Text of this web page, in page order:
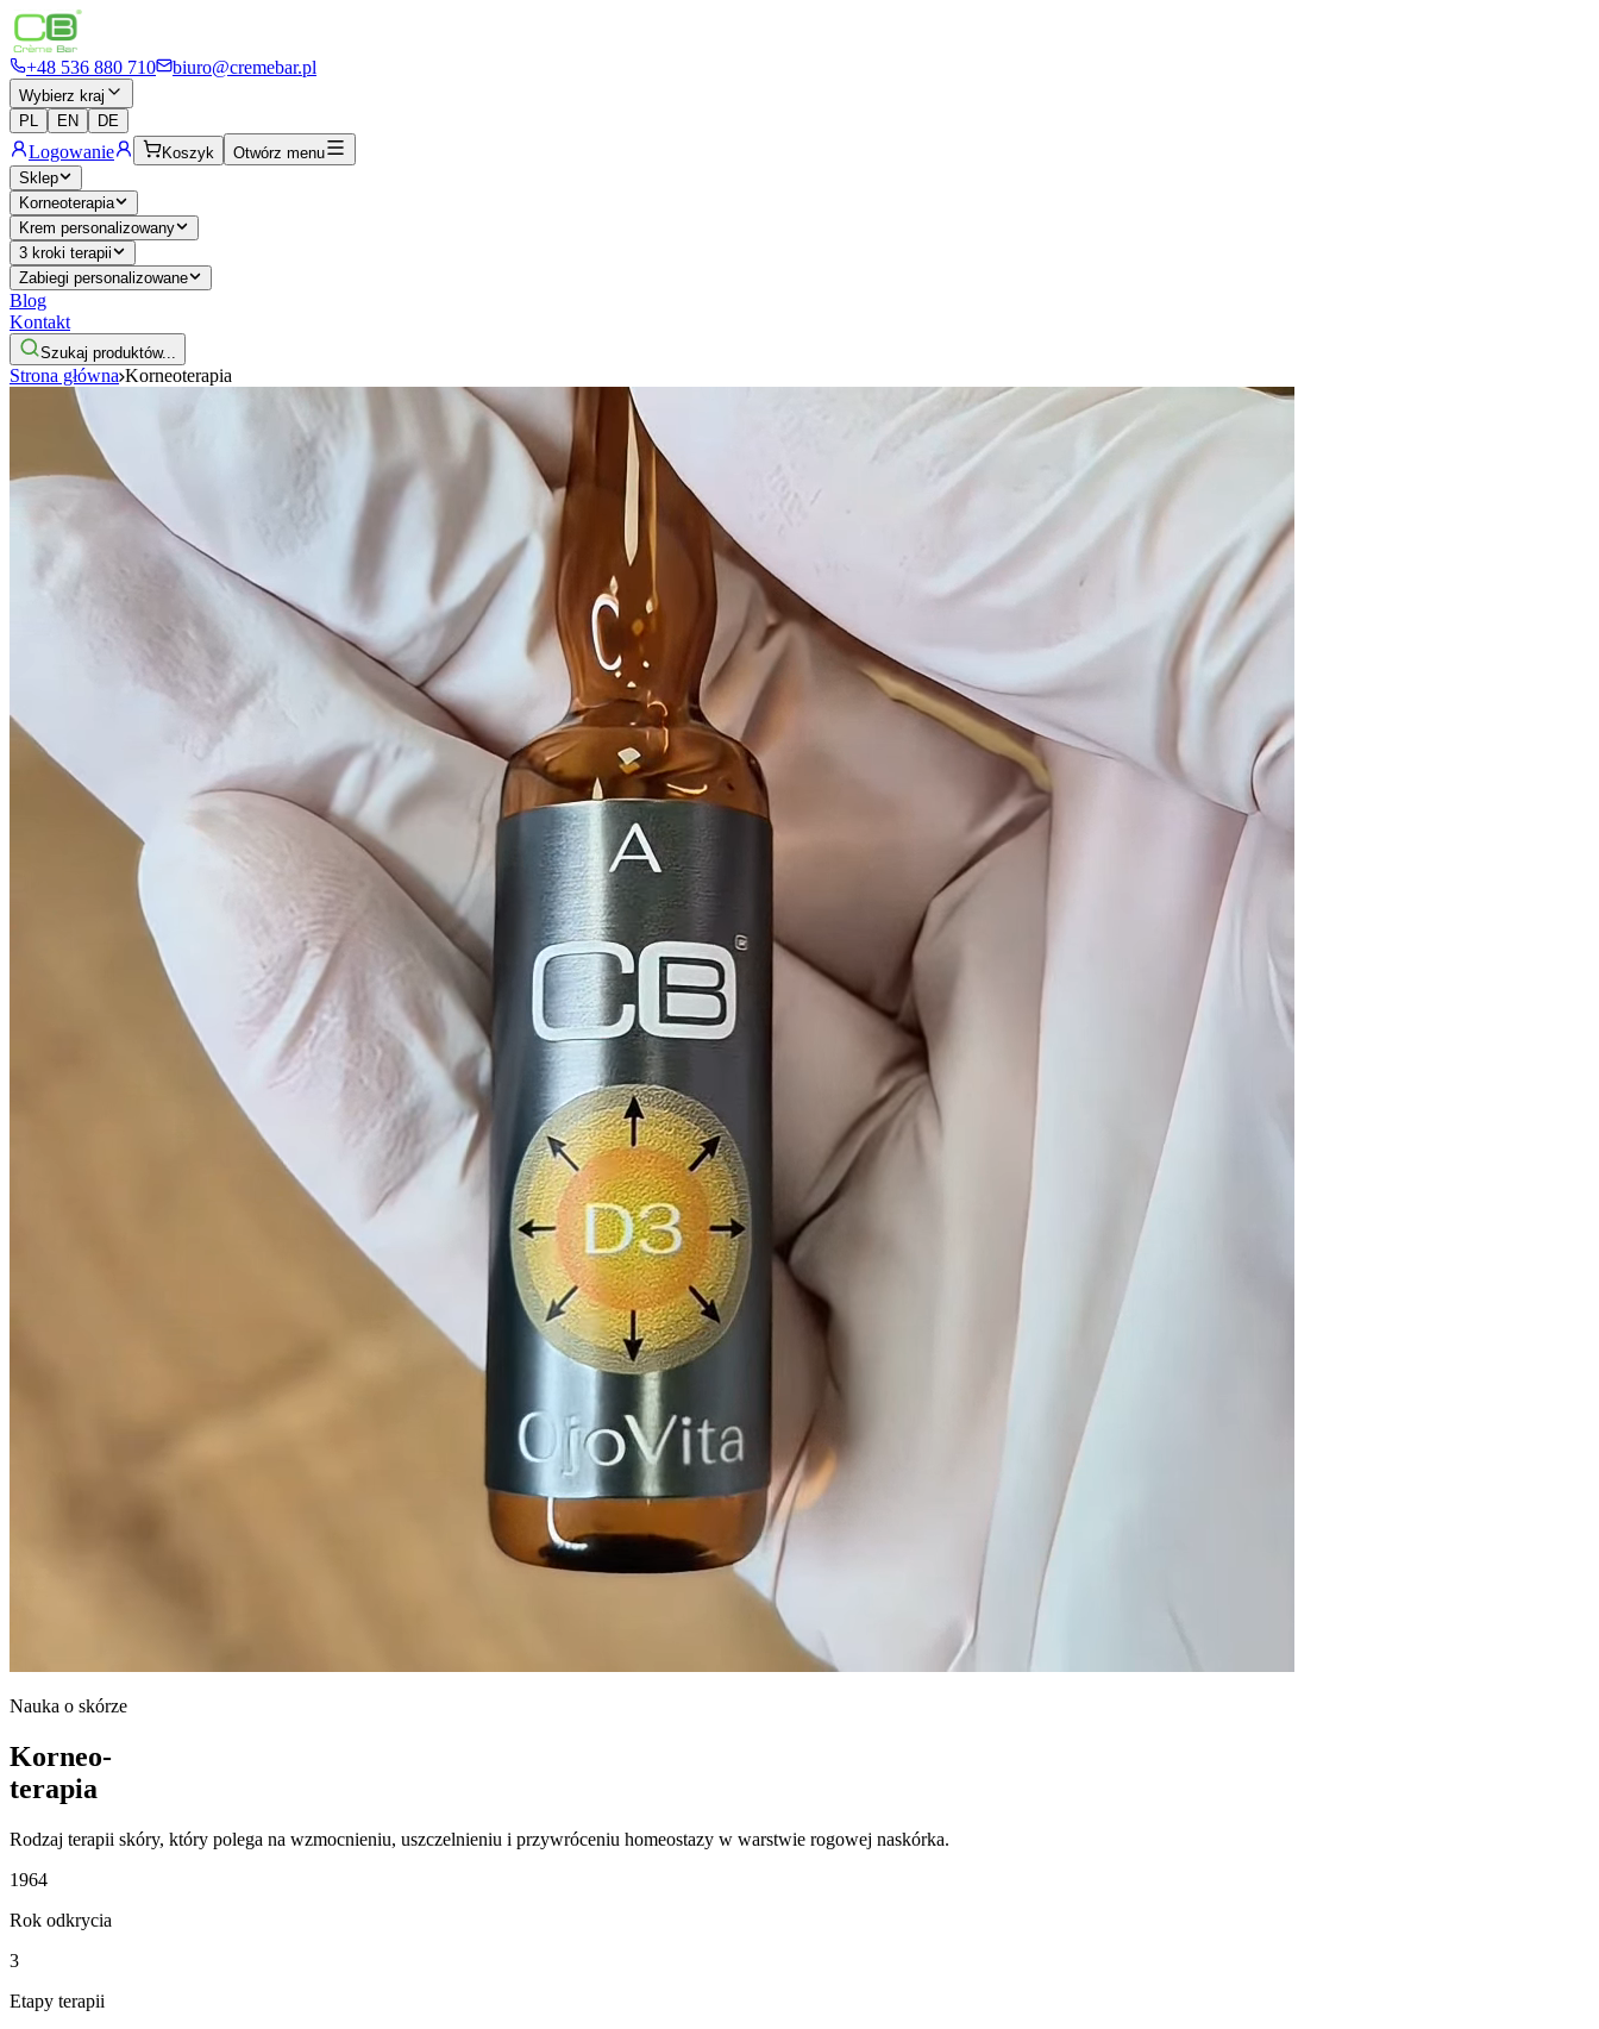
+48 536 880 710 biuro@cremebar.pl
Wybierz kraj
PL
EN DE
Logowanie Koszyk
Otwórz menu
Sklep
Korneoterapia
Krem personalizowany
3 kroki terapii
Zabiegi personalizowane
Blog
Kontakt
Szukaj produktów...
Strona główna Korneoterapia
Nauka o skórze
Korneo-
terapia
Rodzaj terapii skóry, który polega na wzmocnieniu, uszczelnieniu i przywróceniu homeostazy w warstwie rogowej naskórka.
1964
Rok odkrycia
3
Etapy terapii